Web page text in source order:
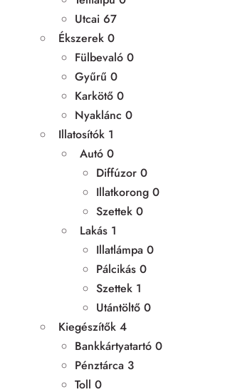
Utcai 67
Ékszerek 0
Fülbevaló 0
Gyűrű 0
Karkötő 0
Nyaklánc 0
Illatosítók 1
Autó 0
Diffúzor 0
Illatkorong 0
Szettek 0
Lakás 1
Illatlámpa 0
Pálcikás 0
Szettek 1
Utántöltő 0
Kiegészítők 4
Bankkártyatartó 0
Pénztárca 3
Toll 0